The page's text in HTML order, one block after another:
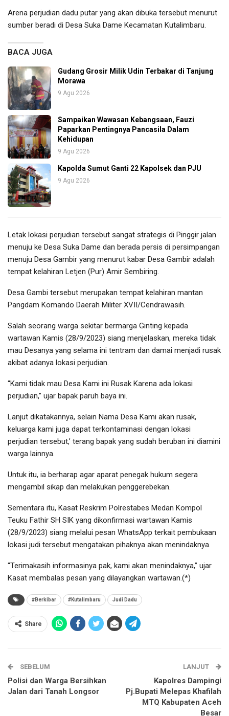
Arena perjudian dadu putar yang akan dibuka tersebut menurut
sumber beradi di Desa Suka Dame Kecamatan Kutalimbaru.
BACA JUGA
Gudang Grosir Milik Udin Terbakar di Tanjung
Morawa
9 Agu 2026
Sampaikan Wawasan Kebangsaan, Fauzi
Paparkan Pentingnya Pancasila Dalam
Kehidupan
9 Agu 2026
Kapolda Sumut Ganti 22 Kapolsek dan PJU
9 Agu 2026
Letak lokasi perjudian tersebut sangat strategis di Pinggir jalan
menuju ke Desa Suka Dame dan berada persis di persimpangan
menuju Desa Gambir yang menurut kabar Desa Gambir adalah
tempat kelahiran Letjen (Pur) Amir Sembiring.
Desa Gambi tersebut merupakan tempat kelahiran mantan
Pangdam Komando Daerah Militer XVII/Cendrawasih.
Salah seorang warga sekitar bermarga Ginting kepada
wartawan Kamis (28/9/2023) siang menjelaskan, mereka tidak
mau Desanya yang selama ini tentram dan damai menjadi rusak
akibat adanya lokasi perjudian.
“Kami tidak mau Desa Kami ini Rusak Karena ada lokasi
perjudian,” ujar bapak paruh baya ini.
Lanjut dikatakannya, selain Nama Desa Kami akan rusak,
keluarga kami juga dapat terkontaminasi dengan lokasi
perjudian tersebut,’ terang bapak yang sudah beruban ini diamini
warga lainnya.
Untuk itu, ia berharap agar aparat penegak hukum segera
mengambil sikap dan melakukan penggerebekan.
Sementara itu, Kasat Reskrim Polrestabes Medan Kompol
Teuku Fathir SH SIK yang dikonfirmasi wartawan Kamis
(28/9/2023) siang melalui pesan WhatsApp terkait pembukaan
lokasi judi tersebut mengatakan pihaknya akan menindaknya.
“Terimakasih informasinya pak, kami akan menindaknya,” ujar
Kasat membalas pesan yang dilayangkan wartawan.(*)
#Berkibar #Kutalimbaru Judi Dadu
Share
SEBELUM
Polisi dan Warga Bersihkan
Jalan dari Tanah Longsor
LANJUT
Kapolres Dampingi
Pj.Bupati Melepas Khafilah
MTQ Kabupaten Aceh
Besar